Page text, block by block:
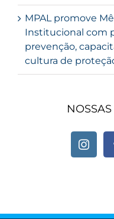
MPAL promove
Institucional com
prevenção,
cultura de